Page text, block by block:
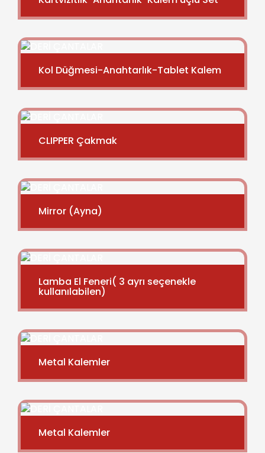
Kol Düğmesi-Anahtarlık-Tablet Kalem
CLIPPER Çakmak
Mirror (Ayna)
Lamba El Feneri( 3 ayrı seçenekle
kullanılabilen)
Metal Kalemler
Metal Kalemler